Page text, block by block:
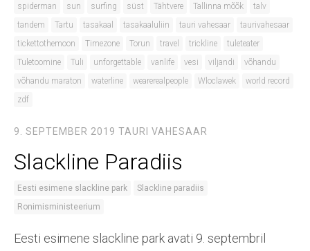
spiderman
sun surfing süst Tähtvere Tallinna mõõk
talv
tandem
Tartu tasakaal tasakaaluliin tauri vahesaar
taurivahesaar
tickettothemoon
Timezone Torun travel trickline
tuleteater
Tuletoomine
Tuli unforgettable vanlife vesi viljandi
võhandu
võhandu maraton
waterline wearerealpeople Wloclawek
world record
zdf
9. SEPTEMBER 2019 TAURI VAHESAAR
Slackline Paradiis
Eesti esimene slackline park
Slackline paradiis
Ronimisministeerium
Eesti esimene slackline park avati 9. septembril